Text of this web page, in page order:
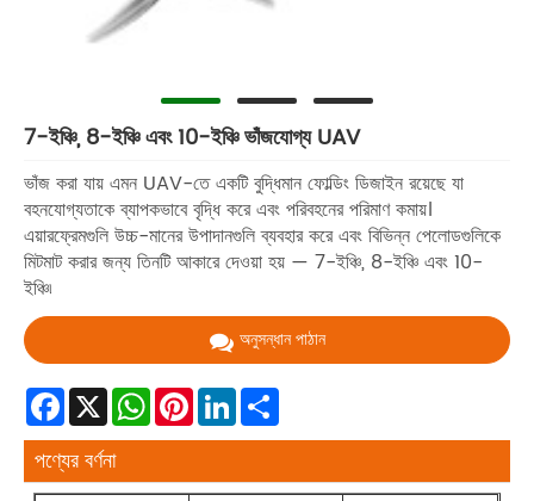
7-ইঞ্চি, 8-ইঞ্চি এবং 10-ইঞ্চি ভাঁজযোগ্য UAV
ভাঁজ করা যায় এমন UAV-তে একটি বুদ্ধিমান ফোল্ডিং ডিজাইন রয়েছে যা
বহনযোগ্যতাকে ব্যাপকভাবে বৃদ্ধি করে এবং পরিবহনের পরিমাণ কমায়।
এয়ারফ্রেমগুলি উচ্চ-মানের উপাদানগুলি ব্যবহার করে এবং বিভিন্ন পেলোডগুলিকে
মিটমাট করার জন্য তিনটি আকারে দেওয়া হয় — 7-ইঞ্চি, 8-ইঞ্চি এবং 10-
ইঞ্চি৷
অনুসন্ধান পাঠান
Facebook
X WhatsApp
Pinterest
LinkedIn
পণ্যের বর্ণনা